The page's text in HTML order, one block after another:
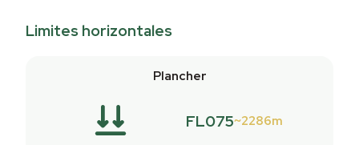
Limites horizontales
Plancher
FL075 2286m